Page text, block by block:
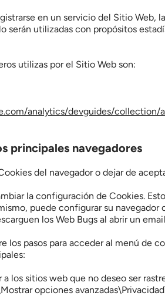
en un servicio del Sitio Web,
serán utilizadas con propósitos
utilizas por el Sitio Web son:
analytics/devguides/collection/
principales navegadores
del navegador o dejar de
la configuración de Cookies.
puede configurar su
los Web Bugs al abrir un
los pasos para acceder al menú de
los sitios web que no deseo ser
opciones